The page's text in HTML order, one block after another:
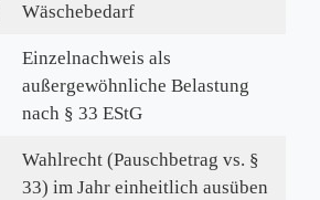
Wäschebedarf
Einzelnachweis als
außergewöhnliche Belastung
nach § 33 EStG
Wahlrecht (Pauschbetrag vs. §
33) im Jahr einheitlich ausüben